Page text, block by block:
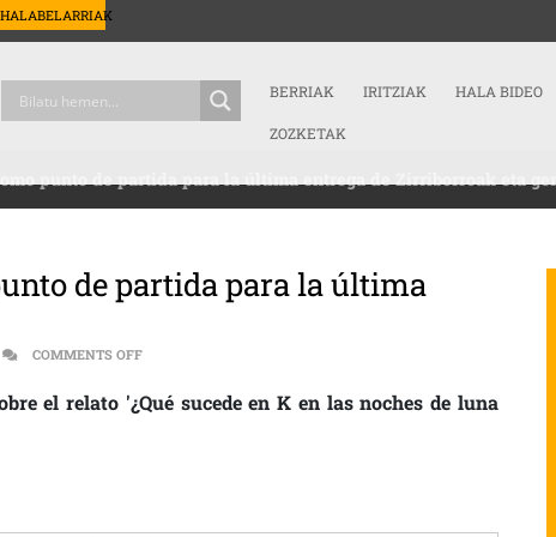
HALABELARRIAK
BERRIAK IRITZIAK HALA BIDEO
ZOZKETAK
punto de partida para la última entrega de Zirriborroak eta
de partida para la última
COMMENTS OFFON [:ES]CONTAMINACIÓN LUMÍNICA COMO PUNTO DE
el relato '¿Qué sucede en K en las noches de luna